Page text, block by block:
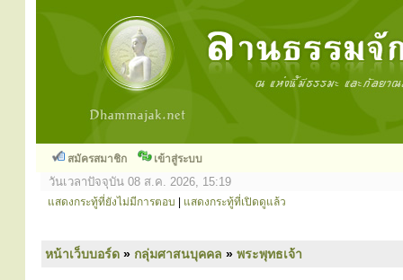
สมัครสมาชิก เข้าสู่ระบบ
วันเวลาปัจจุบัน 08 ส.ค. 2026, 15:19
แสดงกระทู้ที่ยังไม่มีการตอบ แสดงกระทู้ที่เปิดดูแล้ว
หน้าเว็บบอร์ด » กลุ่มศาสนบุคคล » พระพุทธเจ้า